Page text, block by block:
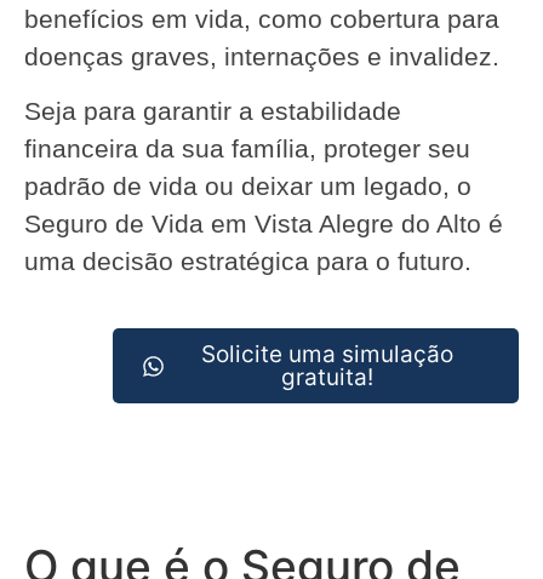
benefícios em vida, como cobertura para
doenças graves, internações e invalidez.
Seja para garantir a estabilidade
financeira da sua família, proteger seu
padrão de vida ou deixar um legado, o
Seguro de Vida em Vista Alegre do Alto é
uma decisão estratégica para o futuro.
Solicite uma simulação
gratuita!
O que é o Seguro de